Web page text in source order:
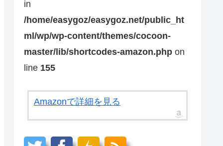
in
/home/easygoz/easygoz.net/public_ht
ml/wp/wp-content/themes/cocoon-
master/lib/shortcodes-amazon.php on
line 155
Amazonで詳細を見る